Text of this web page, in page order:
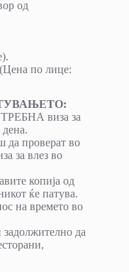
од
по лице:
виза за
да проверат во
за влез во
копија од
ќе патува.
на времето во
задолжително да